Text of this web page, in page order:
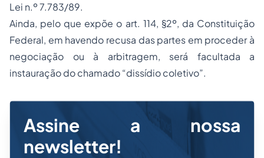
Lei n.º 7.783/89.
Ainda, pelo que expõe o art. 114, §2º, da Constituição
Federal, em havendo recusa das partes em proceder à
negociação ou à arbitragem, será facultada a
instauração do chamado “dissídio coletivo”.
Assine a nossa
newsletter!